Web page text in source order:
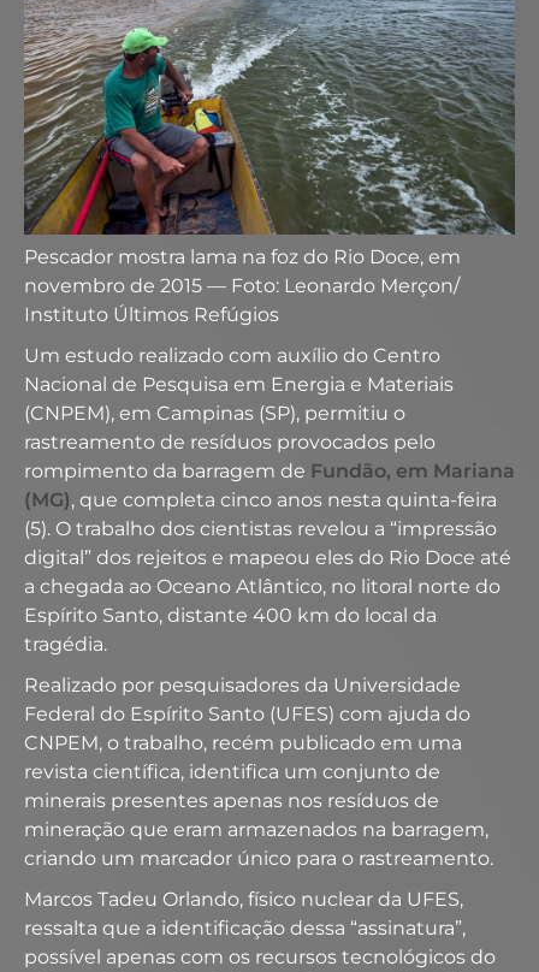
Pescador mostra lama na foz do Rio Doce, em
novembro de 2015 — Foto: Leonardo Merçon/
Instituto Últimos Refúgios
Um estudo realizado com auxílio do Centro
Nacional de Pesquisa em Energia e Materiais
(CNPEM), em Campinas (SP), permitiu o
rastreamento de resíduos provocados pelo
rompimento da barragem de Fundão, em Mariana
(MG), que completa cinco anos nesta quinta-feira
(5). O trabalho dos cientistas revelou a “impressão
digital” dos rejeitos e mapeou eles do Rio Doce até
a chegada ao Oceano Atlântico, no litoral norte do
Espírito Santo, distante 400 km do local da
tragédia.
Realizado por pesquisadores da Universidade
Federal do Espírito Santo (UFES) com ajuda do
CNPEM, o trabalho, recém publicado em uma
revista científica, identifica um conjunto de
minerais presentes apenas nos resíduos de
mineração que eram armazenados na barragem,
criando um marcador único para o rastreamento.
Marcos Tadeu Orlando, físico nuclear da UFES,
ressalta que a identificação dessa “assinatura”,
possível apenas com os recursos tecnológicos do